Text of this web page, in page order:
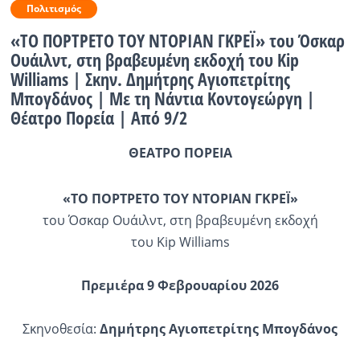
Πολιτισμός
«ΤΟ ΠΟΡΤΡΕΤΟ ΤΟΥ ΝΤΟΡΙΑΝ ΓΚΡΕΪ» του Όσκαρ
Ουάιλντ, στη βραβευμένη εκδοχή του Kip
Williams | Σκην. Δημήτρης Αγιοπετρίτης
Μπογδάνος | Με τη Νάντια Κοντογεώργη |
Θέατρο Πορεία | Από 9/2
ΘΕΑΤΡΟ ΠΟΡΕΙΑ
«ΤΟ ΠΟΡΤΡΕΤΟ ΤΟΥ ΝΤΟΡΙΑΝ ΓΚΡΕΪ»
του Όσκαρ Ουάιλντ, στη βραβευμένη εκδοχή
του Kip Williams
Πρεμιέρα 9 Φεβρουαρίου 2026
Σκηνοθεσία: Δημήτρης Αγιοπετρίτης Μπογδάνος